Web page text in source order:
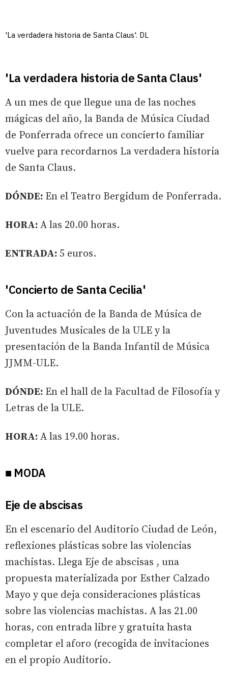
'La verdadera historia de Santa Claus'. DL
'La verdadera historia de Santa Claus'
A un mes de que llegue una de las noches
mágicas del año, la Banda de Música Ciudad
de Ponferrada ofrece un concierto familiar
vuelve para recordarnos La verdadera historia
de Santa Claus.
DÓNDE: En el Teatro Bergidum de Ponferrada.
HORA: A las 20.00 horas.
ENTRADA: 5 euros.
'Concierto de Santa Cecilia'
Con la actuación de la Banda de Música de
Juventudes Musicales de la ULE y la
presentación de la Banda Infantil de Música
JJMM-ULE.
DÓNDE: En el hall de la Facultad de Filosofía y
Letras de la ULE.
HORA: A las 19.00 horas.
■ MODA
Eje de abscisas
En el escenario del Auditorio Ciudad de León,
reflexiones plásticas sobre las violencias
machistas. Llega Eje de abscisas , una
propuesta materializada por Esther Calzado
Mayo y que deja consideraciones plásticas
sobre las violencias machistas. A las 21.00
horas, con entrada libre y gratuita hasta
completar el aforo (recogida de invitaciones
en el propio Auditorio.